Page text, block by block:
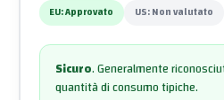
EU:Approvato US:Non valutato
Sicuro.Generalmente
quantità di consumo tipiche.